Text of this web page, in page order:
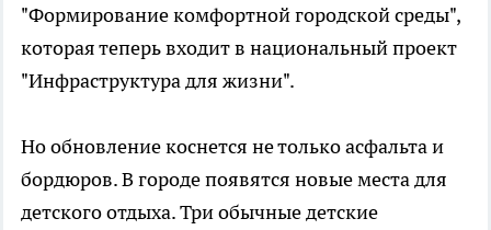
"Формирование комфортной городской среды",
которая теперь входит в национальный проект
"Инфраструктура для жизни".
Но обновление коснется не только асфальта и
бордюров. В городе появятся новые места для
детского отдыха. Три обычные детские